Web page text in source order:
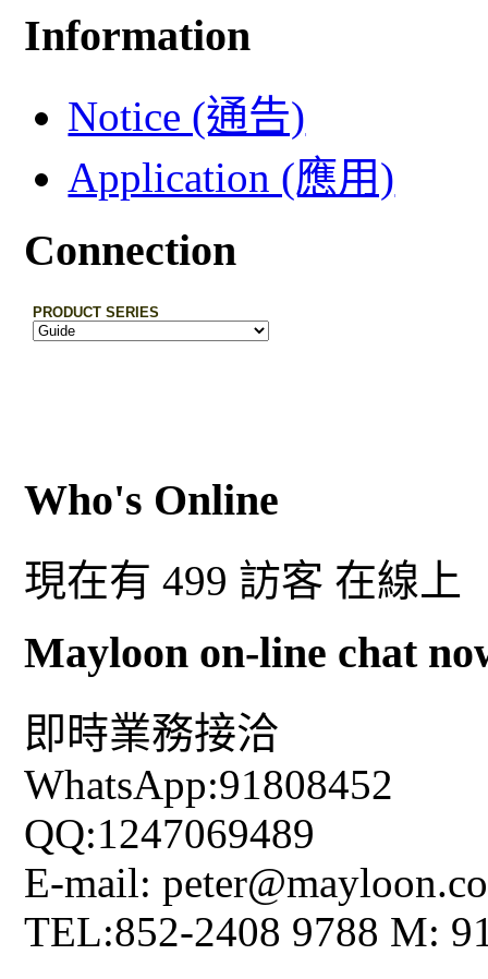
Information
Notice (通告)
Application (應用)
Connection
Who's Online
現在有 499 訪客 在線上
Mayloon on-line chat
即時業務接洽
WhatsApp:91808452
QQ:1247069489
E-mail:
TEL:852-2408 9788 M: